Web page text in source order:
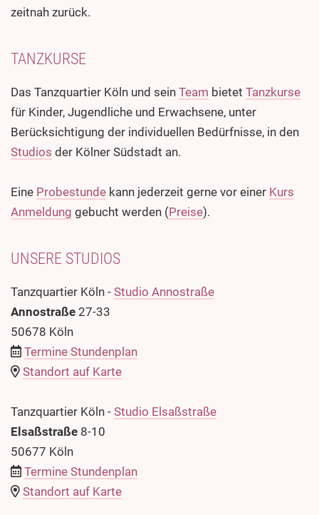
zeitnah zurück.
TANZKURSE
Das Tanzquartier Köln und sein Team bietet Tanzkurse
für Kinder, Jugendliche und Erwachsene, unter
Berücksichtigung der individuellen Bedürfnisse, in den
Studios der Kölner Südstadt an.
Eine Probestunde kann jederzeit gerne vor einer Kurs
Anmeldung gebucht werden (Preise).
UNSERE STUDIOS
Tanzquartier Köln - Studio Annostraße
Annostraße 27-33
50678 Köln
Termine Stundenplan
Standort auf Karte
Tanzquartier Köln - Studio Elsaßstraße
Elsaßstraße 8-10
50677 Köln
Termine Stundenplan
Standort auf Karte